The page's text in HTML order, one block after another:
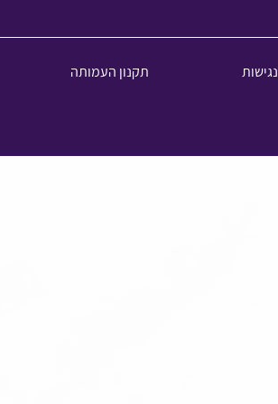
תקנון העמותה נגישות